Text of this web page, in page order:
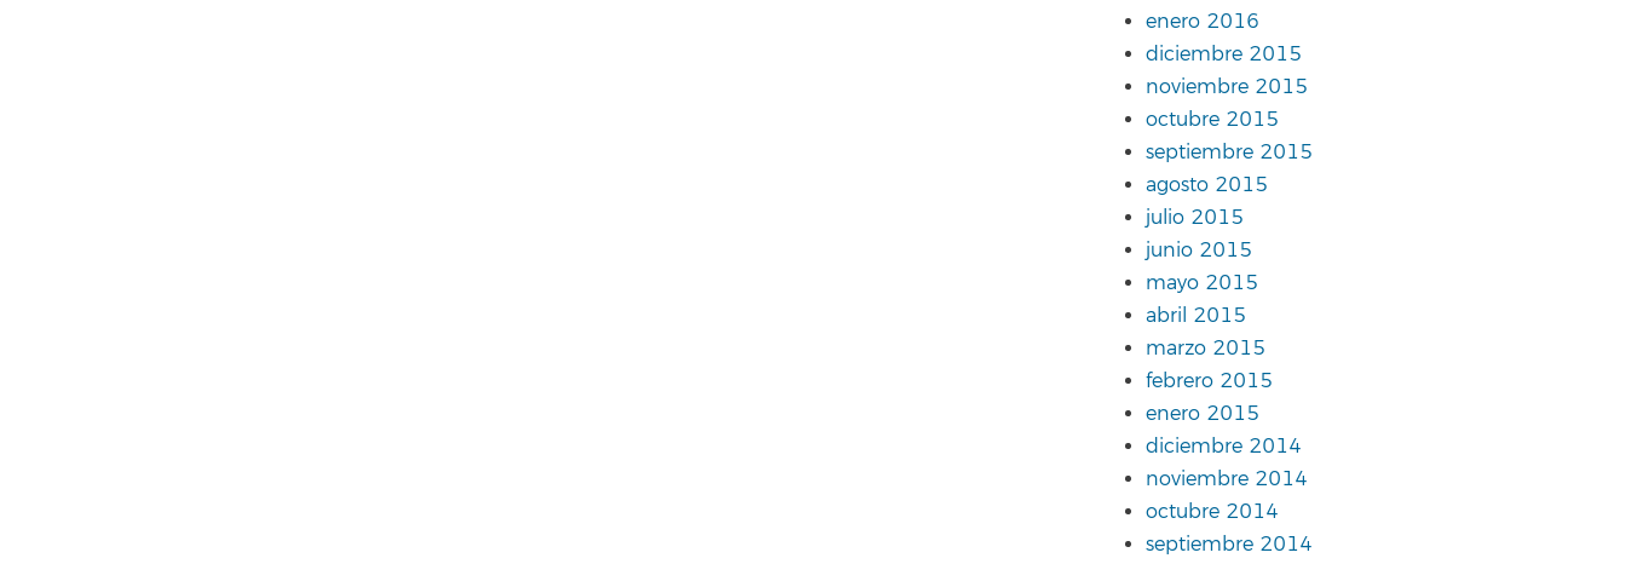
enero 2016
diciembre 2015
noviembre 2015
octubre 2015
septiembre 2015
agosto 2015
julio 2015
junio 2015
mayo 2015
abril 2015
marzo 2015
febrero 2015
enero 2015
diciembre 2014
noviembre 2014
octubre 2014
septiembre 2014